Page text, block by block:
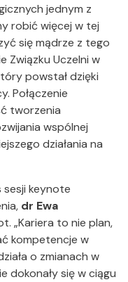
jednym z
robić więcej w tej
się mądrze z tego
Związku Uczelni w
powstał dzięki
Połączenie
tworzenia
wspólnej
działania na
keynote
dr Ewa
„Kariera to nie plan,
kompetencje w
o zmianach w
dokonały się w ciągu